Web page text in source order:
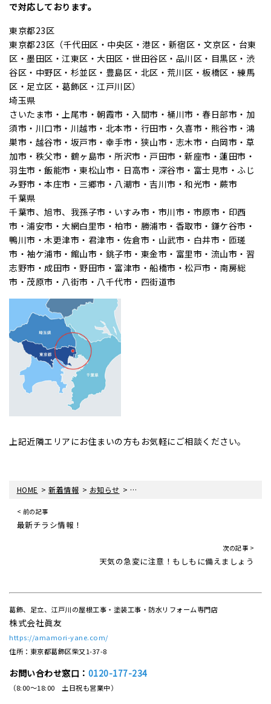
で対応しております。
東京都23区
東京都23区（千代田区・中央区・港区・新宿区・文京区・台東
区・墨田区・江東区・大田区・世田谷区・品川区・目黒区・渋
谷区・中野区・杉並区・豊島区・北区・荒川区・板橋区・練馬
区・足立区・葛飾区・江戸川区）
埼玉県
さいたま市・上尾市・朝霞市・入間市・桶川市・春日部市・加
須市・川口市・川越市・北本市・行田市・久喜市・熊谷市・鴻
巣市・越谷市・坂戸市・幸手市・狭山市・志木市・白岡市・草
加市・秩父市・鶴ヶ島市・所沢市・戸田市・新座市・蓮田市・
羽生市・飯能市・東松山市・日高市・深谷市・富士見市・ふじ
み野市・本庄市・三郷市・八潮市・吉川市・和光市・蕨市
千葉県
千葉市、旭市、我孫子市・いすみ市・市川市・市原市・印西
市・浦安市・大網白里市・柏市・勝浦市・香取市・鎌ケ谷市・
鴨川市・木更津市・君津市・佐倉市・山武市・白井市・匝瑳
市・袖ケ浦市・館山市・銚子市・東金市・富里市・流山市・習
志野市・成田市・野田市・富津市・船橋市・松戸市・南房総
市・茂原市・八街市・八千代市・四街道市
上記近隣エリアにお住まいの方もお気軽にご相談ください。
HOME >新着情報 > お知らせ > ベランダ防水工事をさせていただきまし
< 前の記事
最新チラシ情報！
次の記事 >
天気の急変に注意！もしもに備えましょう
葛飾、足立、江戸川の屋根工事・塗装工事・防水リフォーム専門店
株式会社眞友
https://amamori-yane.com/
住所：東京都葛飾区柴又1-37-8
お問い合わせ窓口： 0120-177-234
（8:00～18:00 土日祝も営業中）